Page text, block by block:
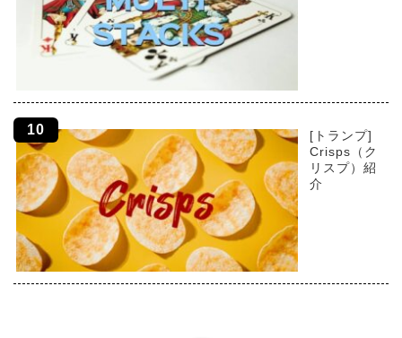
[トランプ]
Crisps（ク
リスプ）紹
介